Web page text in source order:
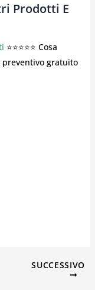
Prodotti E
⭐⭐⭐⭐⭐ Cosa
preventivo gratuito
SUCCESSIVO